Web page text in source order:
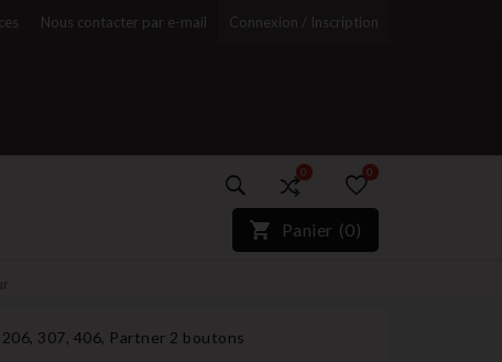
Nous contacter par e-mail Connexion / Inscription
0
)*}
0
Panier (0)
307, 406, Partner 2 boutons